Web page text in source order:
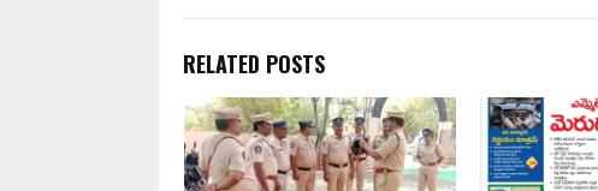
RELATED POSTS